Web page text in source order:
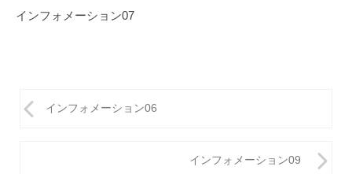
u
インフォメーション07
投
インフォメーション06
インフォメーション09